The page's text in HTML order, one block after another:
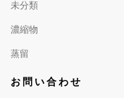
未分類
濃縮物
蒸留
お問い合わせ